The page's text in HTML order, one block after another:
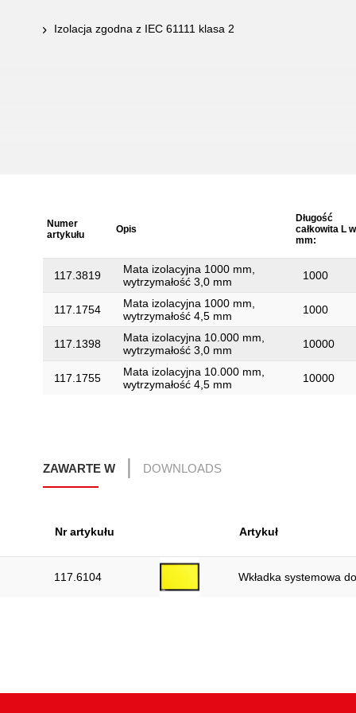
Izolacja zgodna z IEC 61111 klasa 2
Numer
artykułu
Opis
Długość
całkowita L w
mm:
117.3819
Mata izolacyjna 1000 mm,
wytrzymałość 3,0 mm
1000
117.1754
Mata izolacyjna 1000 mm,
wytrzymałość 4,5 mm
1000
117.1398
Mata izolacyjna 10.000 mm,
wytrzymałość 3,0 mm
10000
117.1755
Mata izolacyjna 10.000 mm,
wytrzymałość 4,5 mm
10000
ZAWARTE W DOWNLOADS
Nr artykułu Artykuł
117.6104 Wkładka systemowa